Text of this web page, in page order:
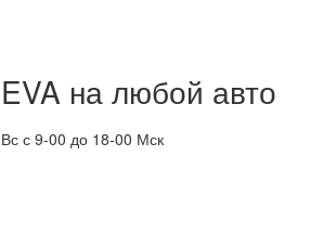
​на любой авто
с 9-00 до 18-00 Мск